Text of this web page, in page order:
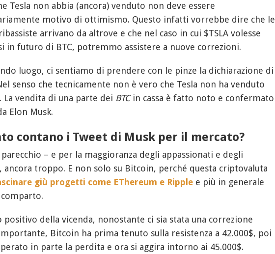
Tesla non abbia (ancora) venduto non deve essere
motivo di ottimismo. Questo infatti vorrebbe dire che le
arrivano da altrove e che nel caso in cui $TSLA volesse
in futuro di BTC, potremmo assistere a nuove correzioni.
luogo, ci sentiamo di prendere con le pinze la dichiarazione di
senso che tecnicamente non è vero che Tesla non ha venduto
La vendita di una parte dei BTCin cassa è fatto noto e confermato
Elon Musk.
contano i Tweet di Musk per il mercato?
– e per la maggioranza degli appassionati e degli
ancora troppo. E non solo su Bitcoin, perché questa criptovaluta
giù progetti come EThereum e Ripplee più in generale
positivo della vicenda, nonostante ci sia stata una correzione
Bitcoin ha prima tenuto sulla resistenza a 42.000$, poi
in parte la perdita e ora si aggira intorno ai 45.000$.